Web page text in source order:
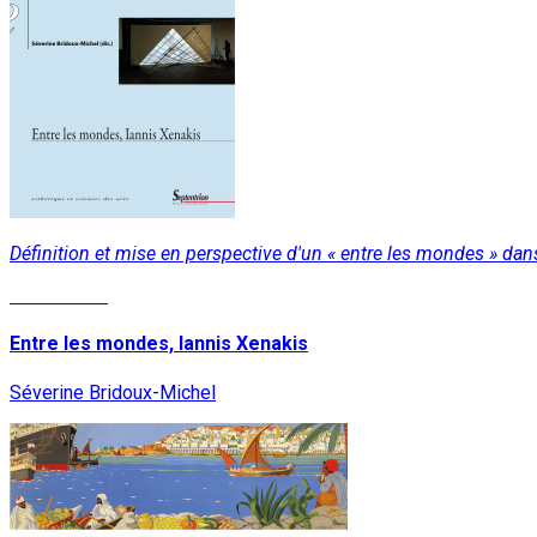
Définition et mise en perspective d'un « entre les mondes »
Entre les mondes, Iannis Xenakis
Séverine Bridoux-Michel